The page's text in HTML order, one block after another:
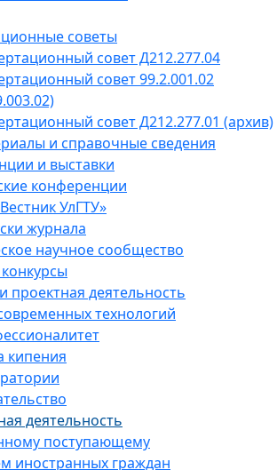
советы
совет Д212.277.04
совет 99.2.001.02
совет Д212.277.01 (архив)
и справочные сведения
и выставки
конференции
УлГТУ»
журнала
научное сообщество
проектная деятельность
технологий
кипения
деятельность
поступающему
иностранных граждан